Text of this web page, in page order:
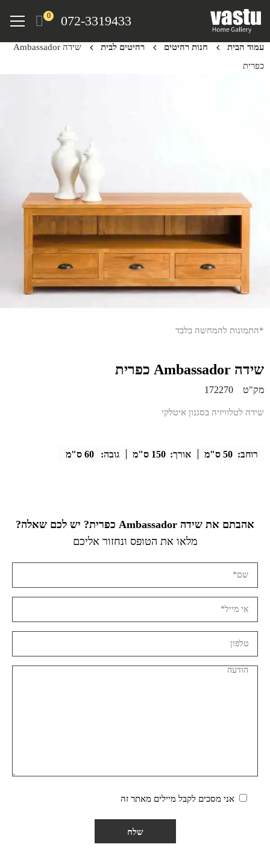
072-3319433
0
Menu
עמוד הבית חנות רהיטים רהיטים לבית
שידה Ambassador
כפרית
*התמונות להמחשה בלבד
שידה Ambassador כפרית
מק"ט 172270
שידה לטלוויזיה בסגנון איטלקי
רוחב: 50 ס"מ אורך: 150 ס"מ גובה: 60 ס"מ
אהבתם את שידה Ambassador כפרית? יש לכם שאלה?
מלאו את הטופס ונחזור אליכם
אני מסכים לקבל מיילים מאתר זה